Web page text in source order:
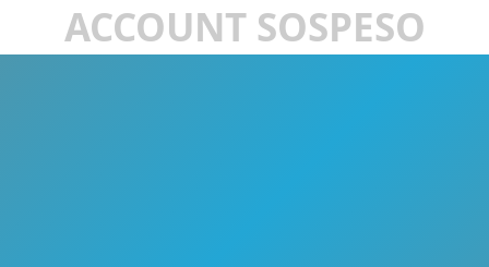
ACCOUNT SOSPESO